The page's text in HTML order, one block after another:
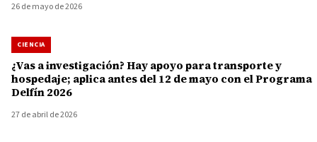
26 de mayo de 2026
CIENCIA
¿Vas a investigación? Hay apoyo para transporte y
hospedaje; aplica antes del 12 de mayo con el Programa
Delfín 2026
27 de abril de 2026